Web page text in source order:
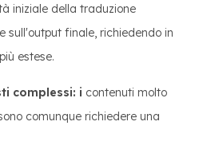
iniziale della traduzione
sull'output finale, richiedendo in
estese.
complessi: i contenuti molto
comunque richiedere una